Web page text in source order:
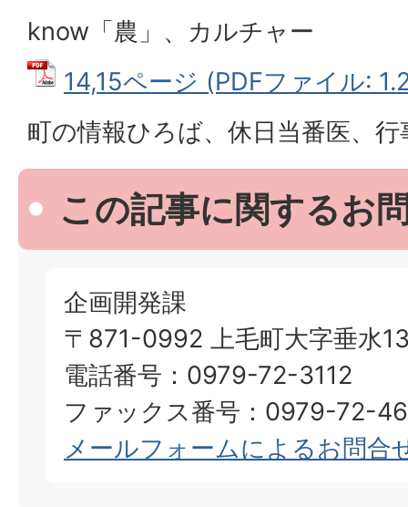
know「農」、カルチャー
14,15ページ (PDFファイル:
町の情報ひろば、休日当番医、行
この記事に関するお
企画開発課
〒871-0992 上毛町大字垂水
電話番号：0979-72-3112
ファックス番号：0979-72-
メールフォームによるお問合